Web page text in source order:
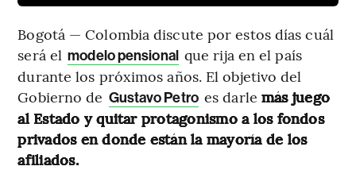
Bogotá — Colombia discute por estos días cuál
será el modelo pensional que rija en el país
durante los próximos años. El objetivo del
Gobierno de Gustavo Petro es darle más juego
al Estado y quitar protagonismo a los fondos
privados en donde están la mayoría de los
afiliados.